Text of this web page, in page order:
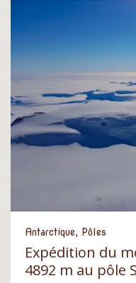
Antarctique, Pôles
Expédition du
4892 m au pôle